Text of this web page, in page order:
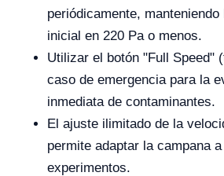
periódicamente,
inicial en 220 Pa o menos.
Utilizar el botón "Full Speed"
caso de emergencia para la
inmediata de contaminantes.
El ajuste ilimitado de la
permite adaptar la campana
experimentos.